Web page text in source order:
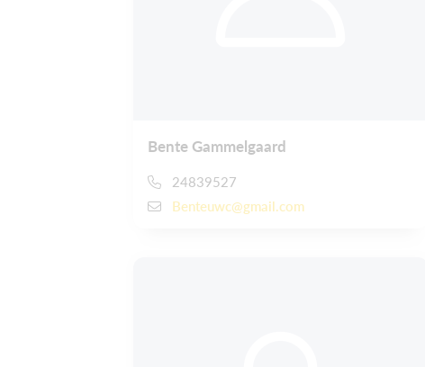
Bente Gammelgaard
24839527
Benteuwc@gmail.com